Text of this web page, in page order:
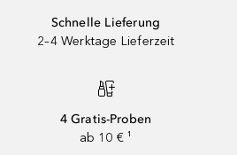
Schnelle Lieferung
2–4 Werktage Lieferzeit
4 Gratis-Proben
ab 10 € ¹